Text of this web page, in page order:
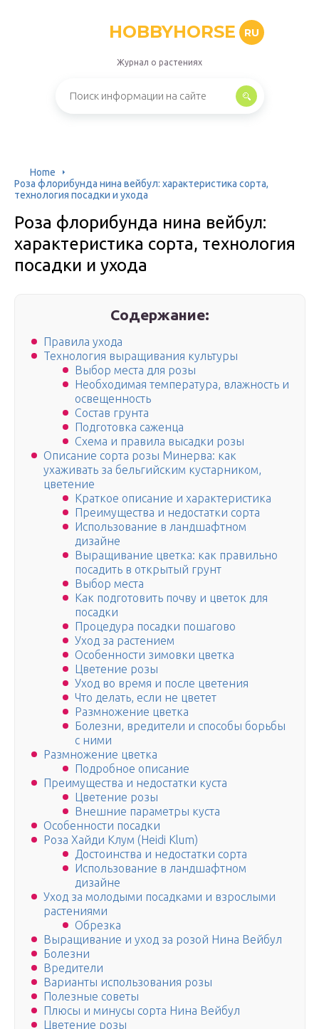
HOBBYHORSE RU
Журнал о растениях
Home
Роза флорибунда нина вейбул: характеристика сорта,
технология посадки и ухода
Роза флорибунда нина вейбул:
характеристика сорта, технология
посадки и ухода
Содержание:
Правила ухода
Технология выращивания культуры
Выбор места для розы
Необходимая температура, влажность и
освещенность
Состав грунта
Подготовка саженца
Схема и правила высадки розы
Описание сорта розы Минерва: как
ухаживать за бельгийским кустарником,
цветение
Краткое описание и характеристика
Преимущества и недостатки сорта
Использование в ландшафтном
дизайне
Выращивание цветка: как правильно
посадить в открытый грунт
Выбор места
Как подготовить почву и цветок для
посадки
Процедура посадки пошагово
Уход за растением
Особенности зимовки цветка
Цветение розы
Уход во время и после цветения
Что делать, если не цветет
Размножение цветка
Болезни, вредители и способы борьбы
с ними
Размножение цветка
Подробное описание
Преимущества и недостатки куста
Цветение розы
Внешние параметры куста
Особенности посадки
Роза Хайди Клум (Heidi Klum)
Достоинства и недостатки сорта
Использование в ландшафтном
дизайне
Уход за молодыми посадками и взрослыми
растениями
Обрезка
Выращивание и уход за розой Нина Вейбул
Болезни
Вредители
Варианты использования розы
Полезные советы
Плюсы и минусы сорта Нина Вейбул
Цветение розы